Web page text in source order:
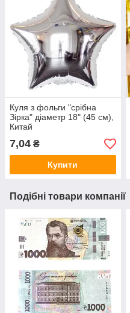
Куля з фольги "срібна
Зірка" діаметр 18" (45 см),
Китай
7,04 ₴
Купити
Подібні товари компанії